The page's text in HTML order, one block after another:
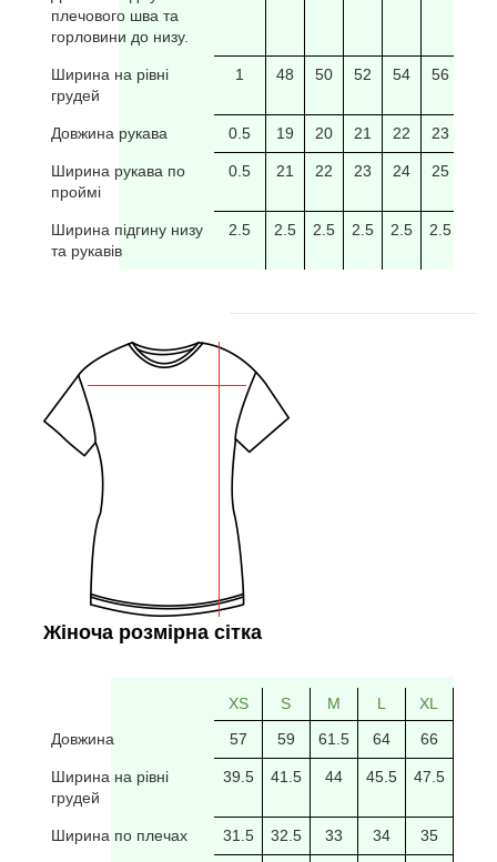
плечового шва та
горловини до низу.
Ширина на рівні
грудей
1 48 50 52 54 56
Довжина рукава 0.5 19 20 21 22 23
Ширина рукава по
проймі
0.5 21 22 23 24 25
Ширина підгину низу
та рукавів
2.5 2.5 2.5 2.5 2.5 2.5
Жіноча розмірна сітка
XS S M L XL
Довжина
57 59 61.5 64 66
Ширина на рівні
грудей
39.5 41.5 44 45.5 47.5
Ширина по плечах 31.5 32.5 33 34 35